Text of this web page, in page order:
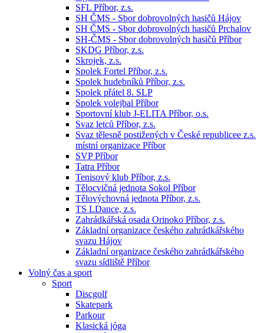
SFL Příbor, z.s.
SH ČMS - Sbor dobrovolných hasičů Hájov
SH ČMS - Sbor dobrovolných hasičů Prchalov
SH-ČMS - Sbor dobrovolných hasičů Příbor
SKDG Příbor, z.s.
Skrojek, z.s.
Spolek Fortel Příbor, z.s.
Spolek hudebníků Příbor, z.s.
Spolek přátel 8. SLP
Spolek volejbal Příbor
Sportovní klub J-ELITA Příbor, o.s.
Svaz letců Příbor, z.s.
Svaz tělesně postižených v České republicee z.s.
místní organizace Příbor
SVP Příbor
Tatra Příbor
Tenisový klub Příbor, z.s.
Tělocvičná jednota Sokol Příbor
Tělovýchovná jednota Příbor, z.s.
TS LDance, z.s.
Zahrádkářská osada Orinoko Příbor, z.s.
Základní organizace českého zahrádkářského
svazu Hájov
Základní organizace českého zahrádkářského
svazu sídliště Příbor
Volný čas a sport
Sport
Discgolf
Skatepark
Parkour
Klasická jóga